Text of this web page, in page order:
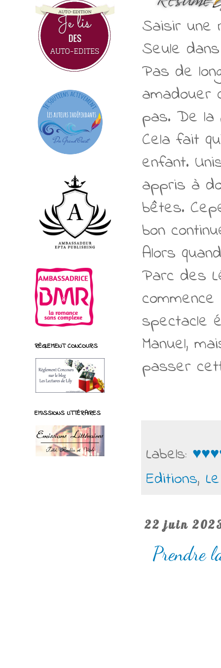
Saisir une
Seule
Pas de
amadouer
pas. De la
Cela fait
enfant.
appris à
bêtes.
bon
Alors
Parc des
spectacle
Manuel,
passer
Labels:
Editions,
22 juin
Prendre
RÈGLEMENT CONCOURS
EMISSIONS LITTÉRAIRES